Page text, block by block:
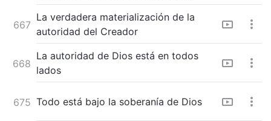
(Versión 1)
667
La verdadera materialización de la
autoridad del Creador
668
La autoridad de Dios está en todos
lados
675 Todo está bajo la soberanía de Dios